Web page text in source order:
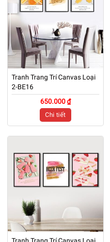
Tranh Trang Trí Canvas Loại
2-BE16
650.000 ₫
Chi tiết